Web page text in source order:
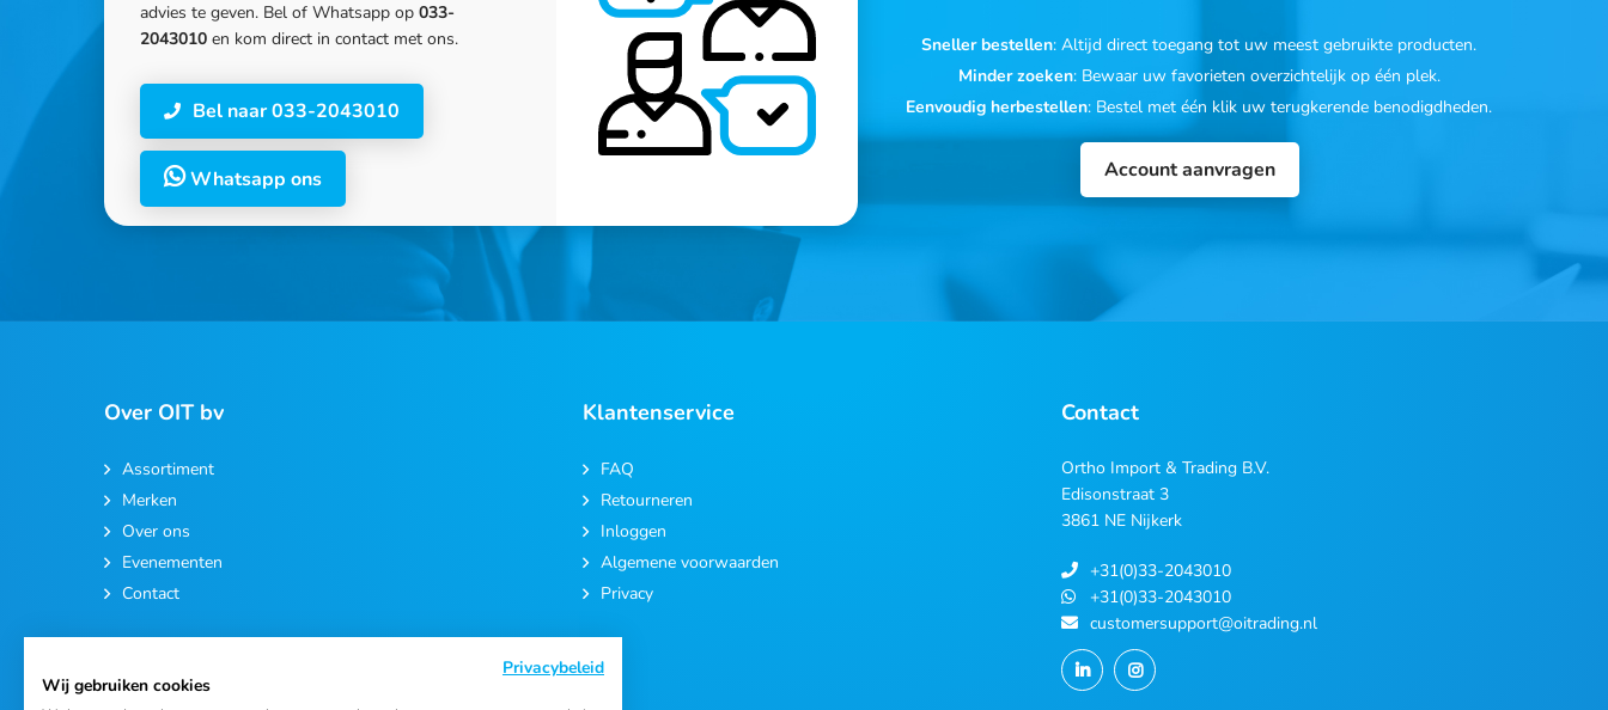
advies te geven. Bel of Whatsapp op 033-
2043010 en kom direct in contact met ons.
Bel naar 033-2043010
Whatsapp ons
Sneller bestellen: Altijd direct toegang tot uw meest gebruikte producten.
Minder zoeken: Bewaar uw favorieten overzichtelijk op één plek.
Eenvoudig herbestellen: Bestel met één klik uw terugkerende benodigdheden.
Account aanvragen
Over OIT bv
Assortiment
Merken
Over ons
Evenementen
Contact
Klantenservice
FAQ
Retourneren
Inloggen
Algemene voorwaarden
Privacy
Contact
Ortho Import & Trading B.V.
Edisonstraat 3
3861 NE Nijkerk
+31(0)33-2043010
+31(0)33-2043010
customersupport@oitrading.nl
Privacybeleid
Wij gebruiken cookies